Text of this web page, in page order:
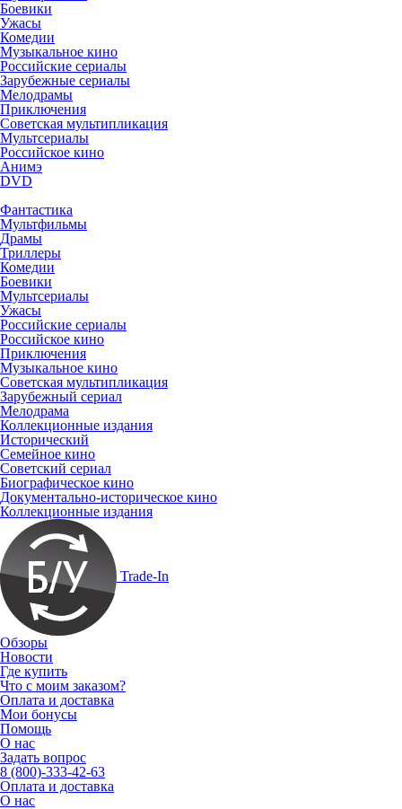
Боевики
Ужасы
Комедии
Музыкальное кино
Российские сериалы
Зарубежные сериалы
Мелодрамы
Приключения
Советская мультипликация
Мультсериалы
Российское кино
Анимэ
DVD
Фантастика
Мультфильмы
Драмы
Триллеры
Комедии
Боевики
Мультсериалы
Ужасы
Российские сериалы
Российское кино
Приключения
Музыкальное кино
Советская мультипликация
Зарубежный сериал
Мелодрама
Коллекционные издания
Исторический
Семейное кино
Советский сериал
Биографическое кино
Документально-историческое кино
Коллекционные издания
Trade-In
Обзоры
Новости
Где купить
Что с моим заказом?
Оплата и доставка
Мои бонусы
Помощь
О нас
Задать вопрос
8 (800)-333-42-63
Оплата и доставка
О нас